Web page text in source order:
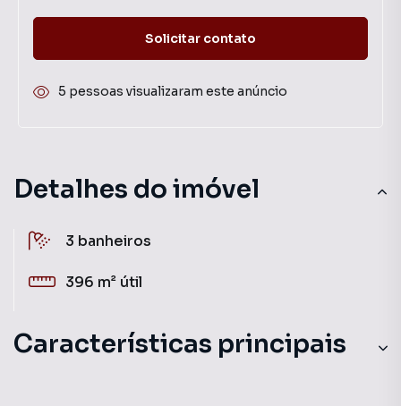
Detalhes do imóvel
3 banheiros
396 m² útil
Características principais
Solicitar contato
5 pessoas visualizaram este anúncio